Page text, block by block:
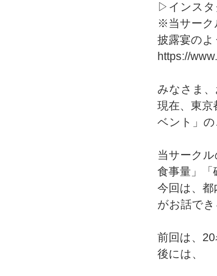
▷インスタ
※当サーク
披露宴の
https://
みなさま
現在、東
ベント」
当サーク
食事量」「
今回は、
がお話で
前回は、
後には、